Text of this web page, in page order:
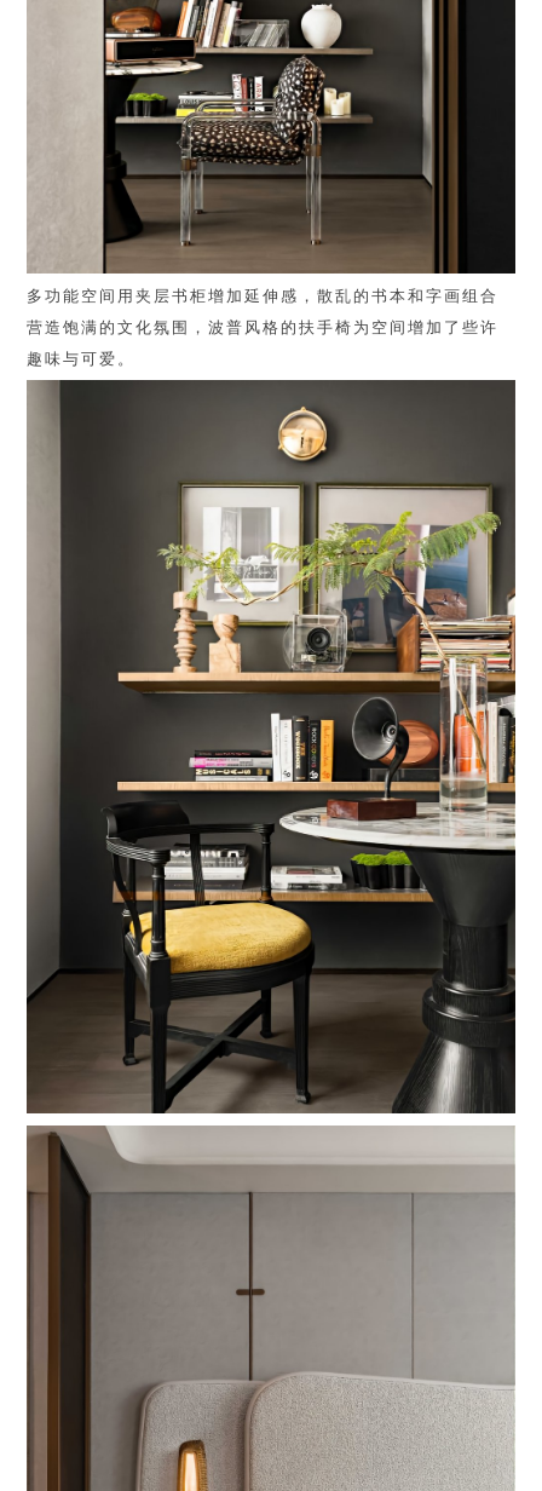
多功能空间用夹层书柜增加延伸感，散乱的书本和字画组合
营造饱满的文化氛围，波普风格的扶手椅为空间增加了些许
趣味与可爱。